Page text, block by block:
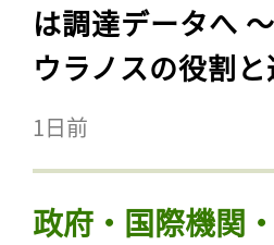
は調達データへ
ウラノスの役割
1日前
政府・国際機関